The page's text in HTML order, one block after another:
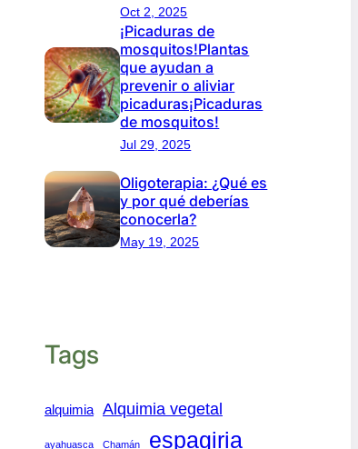
Oct 2, 2025
¡Picaduras de
mosquitos!Plantas
que ayudan a
prevenir o aliviar
picaduras¡Picaduras
de mosquitos!
Jul 29, 2025
Oligoterapia: ¿Qué es
y por qué deberías
conocerla?
May 19, 2025
Tags
alquimia Alquimia vegetal
ayahuasca Chamán espagiria